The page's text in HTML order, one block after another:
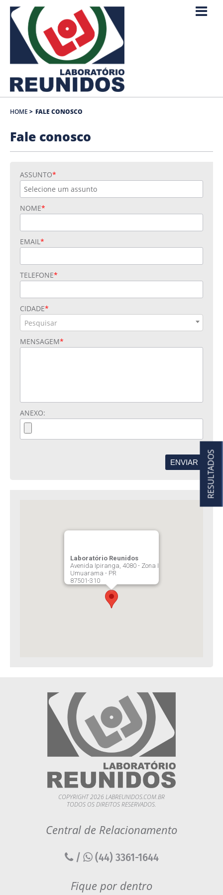
HOME > FALE CONOSCO
Fale conosco
ASSUNTO
NOME
EMAIL
TELEFONE
CIDADE
Pesquisar
MENSAGEM
ANEXO:
Laboratório Reunidos
Avenida Ipiranga, 4080 - Zona I
Umuarama - PR
87501-310
COPYRIGHT 2026 LABREUNIDOS.COM.BR
TODOS OS DIREITOS RESERVADOS.
Central de Relacionamento
/ (44) 3361-1644
Fique por dentro
RESULTADOS